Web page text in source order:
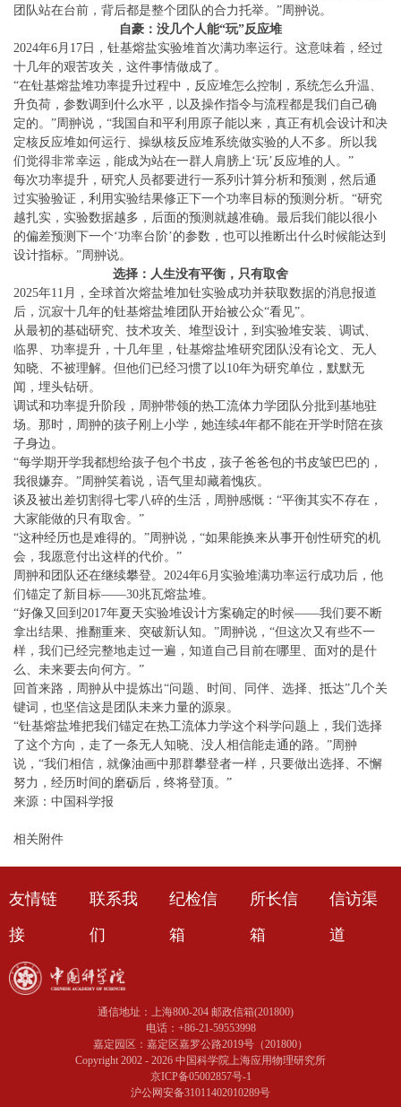
团队站在台前，背后都是整个团队的合力托举。”周翀说。
自豪：没几个人能“玩”反应堆
2024年6月17日，钍基熔盐实验堆首次满功率运行。这意味着，经过
十几年的艰苦攻关，这件事情做成了。
“在钍基熔盐堆功率提升过程中，反应堆怎么控制，系统怎么升温、
升负荷，参数调到什么水平，以及操作指令与流程都是我们自己确
定的。”周翀说，“我国自和平利用原子能以来，真正有机会设计和决
定核反应堆如何运行、操纵核反应堆系统做实验的人不多。所以我
们觉得非常幸运，能成为站在一群人肩膀上‘玩’反应堆的人。”
每次功率提升，研究人员都要进行一系列计算分析和预测，然后通
过实验验证，利用实验结果修正下一个功率目标的预测分析。“研究
越扎实，实验数据越多，后面的预测就越准确。最后我们能以很小
的偏差预测下一个‘功率台阶’的参数，也可以推断出什么时候能达到
设计指标。”周翀说。
选择：人生没有平衡，只有取舍
2025年11月，全球首次熔盐堆加钍实验成功并获取数据的消息报道
后，沉寂十几年的钍基熔盐堆团队开始被公众“看见”。
从最初的基础研究、技术攻关、堆型设计，到实验堆安装、调试、
临界、功率提升，十几年里，钍基熔盐堆研究团队没有论文、无人
知晓、不被理解。但他们已经习惯了以10年为研究单位，默默无
闻，埋头钻研。
调试和功率提升阶段，周翀带领的热工流体力学团队分批到基地驻
场。那时，周翀的孩子刚上小学，她连续4年都不能在开学时陪在孩
子身边。
“每学期开学我都想给孩子包个书皮，孩子爸爸包的书皮皱巴巴的，
我很嫌弃。”周翀笑着说，语气里却藏着愧疚。
谈及被出差切割得七零八碎的生活，周翀感慨：“平衡其实不存在，
大家能做的只有取舍。”
“这种经历也是难得的。”周翀说，“如果能换来从事开创性研究的机
会，我愿意付出这样的代价。”
周翀和团队还在继续攀登。2024年6月实验堆满功率运行成功后，他
们锚定了新目标——30兆瓦熔盐堆。
“好像又回到2017年夏天实验堆设计方案确定的时候——我们要不断
拿出结果、推翻重来、突破新认知。”周翀说，“但这次又有些不一
样，我们已经完整地走过一遍，知道自己目前在哪里、面对的是什
么、未来要去向何方。”
回首来路，周翀从中提炼出“问题、时间、同伴、选择、抵达”几个关
键词，也坚信这是团队未来力量的源泉。
“钍基熔盐堆把我们锚定在热工流体力学这个科学问题上，我们选择
了这个方向，走了一条无人知晓、没人相信能走通的路。”周翀
说，“我们相信，就像油画中那群攀登者一样，只要做出选择、不懈
努力，经历时间的磨砺后，终将登顶。”
来源：中国科学报
相关附件
友情链
接
联系我
们
纪检信
箱
所长信
箱
信访渠
道
通信地址：上海800-204 邮政信箱(201800)
电话：+86-21-59553998
嘉定园区：嘉定区嘉罗公路2019号（201800）
Copyright 2002 - 2026 中国科学院上海应用物理研究所
京ICP备05002857号-1
沪公网安备31011402010289号